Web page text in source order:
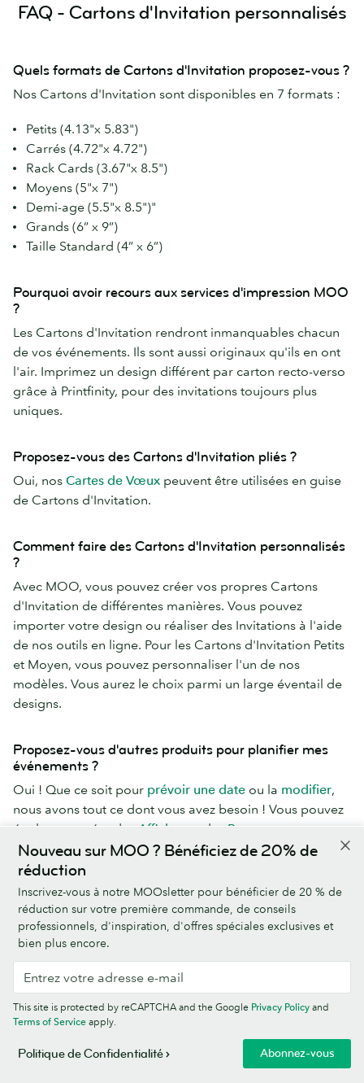
FAQ - Cartons d'Invitation personnalisés
Quels formats de Cartons d'Invitation proposez-vous ?
Nos Cartons d'Invitation sont disponibles en 7 formats :
Petits (4.13"x 5.83")
Carrés (4.72"x 4.72")
Rack Cards (3.67"x 8.5")
Moyens (5"x 7")
Demi-age (5.5"x 8.5")"
Grands (6” x 9”)
Taille Standard (4” x 6”)
Pourquoi avoir recours aux services d'impression MOO
?
Les Cartons d'Invitation rendront inmanquables chacun
de vos événements. Ils sont aussi originaux qu'ils en ont
l'air. Imprimez un design différent par carton recto-verso
grâce à Printfinity, pour des invitations toujours plus
uniques.
Proposez-vous des Cartons d'Invitation pliés ?
Oui, nos Cartes de Vœux peuvent être utilisées en guise
de Cartons d'Invitation.
Comment faire des Cartons d'Invitation personnalisés
?
Avec MOO, vous pouvez créer vos propres Cartons
d'Invitation de différentes manières. Vous pouvez
importer votre design ou réaliser des Invitations à l'aide
de nos outils en ligne. Pour les Cartons d'Invitation Petits
et Moyen, vous pouvez personnaliser l'un de nos
modèles. Vous aurez le choix parmi un large éventail de
designs.
Proposez-vous d'autres produits pour planifier mes
événements ?
Oui ! Que ce soit pour prévoir une date ou la modifier,
nous avons tout ce dont vous avez besoin ! Vous pouvez
également créer des
Affiches et des Programmes pour
vos événements avec les modèles MOO.
Quelle quantité de feuille métallique puis-je utiliser ?
Les finitions spéciales sont plus efficaces lorsqu'elles sont
utilisées comme accents décoratifs. Évitez les grands
équilibre entre l'impression standard et les finitions
spéciales. Au total, chaque côté de votre motif doit
contenir moins de 50 % de finitions spéciales.
Nouveau sur MOO ? Bénéficiez de 20% de
réduction
Inscrivez-vous à notre MOOsletter pour bénéficier de 20 % de
réduction sur votre première commande, de conseils
professionnels, d'inspiration, d'offres spéciales exclusives et
bien plus encore.
Abonnez-vous
This site is protected by reCAPTCHA and the Google Privacy Policy and
Terms of Service apply.
Politique de Confidentialité